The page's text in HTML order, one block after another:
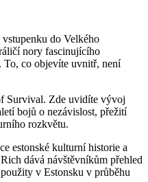
do Velkého
nory fascinujícího
co objevíte uvnitř, není
Survival. Zde uvidíte vývoj
bojů o nezávislost, přežití
rozkvětu.
estonské kulturní historie a
dává návštěvníkům přehled
v Estonsku v průběhu